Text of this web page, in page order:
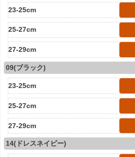
23-25cm
25-27cm
27-29cm
09(ブラック)
23-25cm
25-27cm
27-29cm
14(ドレスネイビー)